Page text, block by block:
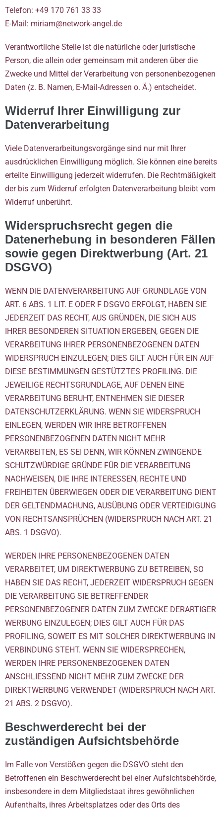
Telefon: +49 170 761 33 33
E-Mail: miriam@network-angel.de
Verantwortliche Stelle ist die natürliche oder juristische
Person, die allein oder gemeinsam mit anderen über die
Zwecke und Mittel der Verarbeitung von personenbezogenen
Daten (z. B. Namen, E-Mail-Adressen o. Ä.) entscheidet.
Widerruf Ihrer Einwilligung zur
Datenverarbeitung
Viele Datenverarbeitungsvorgänge sind nur mit Ihrer
ausdrücklichen Einwilligung möglich. Sie können eine bereits
erteilte Einwilligung jederzeit widerrufen. Die Rechtmäßigkeit
der bis zum Widerruf erfolgten Datenverarbeitung bleibt vom
Widerruf unberührt.
Widerspruchsrecht gegen die
Datenerhebung in besonderen Fällen
sowie gegen Direktwerbung (Art. 21
DSGVO)
WENN DIE DATENVERARBEITUNG AUF GRUNDLAGE VON
ART. 6 ABS. 1 LIT. E ODER F DSGVO ERFOLGT, HABEN SIE
JEDERZEIT DAS RECHT, AUS GRÜNDEN, DIE SICH AUS
IHRER BESONDEREN SITUATION ERGEBEN, GEGEN DIE
VERARBEITUNG IHRER PERSONENBEZOGENEN DATEN
WIDERSPRUCH EINZULEGEN; DIES GILT AUCH FÜR EIN AUF
DIESE BESTIMMUNGEN GESTÜTZTES PROFILING. DIE
JEWEILIGE RECHTSGRUNDLAGE, AUF DENEN EINE
VERARBEITUNG BERUHT, ENTNEHMEN SIE DIESER
DATENSCHUTZERKLÄRUNG. WENN SIE WIDERSPRUCH
EINLEGEN, WERDEN WIR IHRE BETROFFENEN
PERSONENBEZOGENEN DATEN NICHT MEHR
VERARBEITEN, ES SEI DENN, WIR KÖNNEN ZWINGENDE
SCHUTZWÜRDIGE GRÜNDE FÜR DIE VERARBEITUNG
NACHWEISEN, DIE IHRE INTERESSEN, RECHTE UND
FREIHEITEN ÜBERWIEGEN ODER DIE VERARBEITUNG DIENT
DER GELTENDMACHUNG, AUSÜBUNG ODER VERTEIDIGUNG
VON RECHTSANSPRÜCHEN (WIDERSPRUCH NACH ART. 21
ABS. 1 DSGVO).
WERDEN IHRE PERSONENBEZOGENEN DATEN
VERARBEITET, UM DIREKTWERBUNG ZU BETREIBEN, SO
HABEN SIE DAS RECHT, JEDERZEIT WIDERSPRUCH GEGEN
DIE VERARBEITUNG SIE BETREFFENDER
PERSONENBEZOGENER DATEN ZUM ZWECKE DERARTIGER
WERBUNG EINZULEGEN; DIES GILT AUCH FÜR DAS
PROFILING, SOWEIT ES MIT SOLCHER DIREKTWERBUNG IN
VERBINDUNG STEHT. WENN SIE WIDERSPRECHEN,
WERDEN IHRE PERSONENBEZOGENEN DATEN
ANSCHLIESSEND NICHT MEHR ZUM ZWECKE DER
DIREKTWERBUNG VERWENDET (WIDERSPRUCH NACH ART.
21 ABS. 2 DSGVO).
Beschwerde­recht bei der
zuständigen Aufsichts­behörde
Im Falle von Verstößen gegen die DSGVO steht den
Betroffenen ein Beschwerderecht bei einer Aufsichtsbehörde,
insbesondere in dem Mitgliedstaat ihres gewöhnlichen
Aufenthalts, ihres Arbeitsplatzes oder des Orts des